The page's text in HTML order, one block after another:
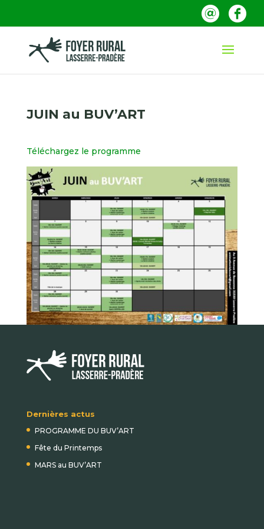
JUIN au BUV’ART
Téléchargez le programme
Dernières actus
PROGRAMME DU BUV’ART
Fête du Printemps
MARS au BUV’ART